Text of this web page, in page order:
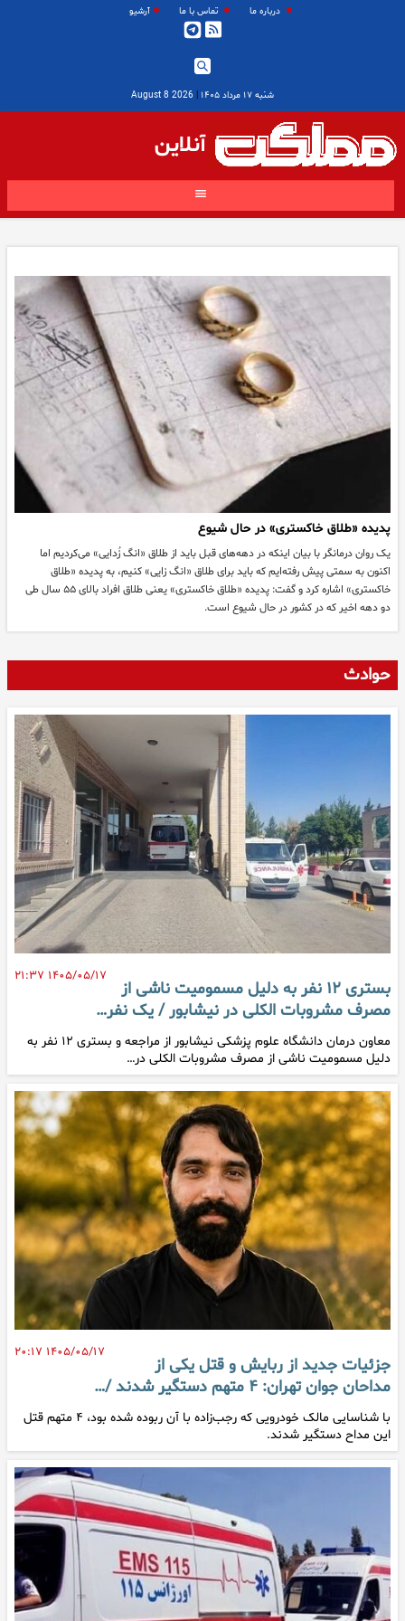
درباره ما تماس با ما آرشیو
شنبه ۱۷ مرداد ۱۴۰۵ |
2026 August 8
آنلاین
پدیده «طلاق خاکستری» در حال شیوع
یک روان درمانگر با بیان اینکه در دهه‌های قبل باید از طلاق «انگ زُدایی» می‌کردیم اما
اکنون به سمتی پیش رفته‌ایم که باید برای طلاق «انگ زایی» کنیم، به پدیده «طلاق
خاکستری» اشاره کرد و گفت: پدیده «طلاق خاکستری» یعنی طلاق افراد بالای ۵۵ سال طی
دو دهه اخیر که در کشور در حال شیوع است.
حوادث
۱۴۰۵/۰۵/۱۷ ۲۱:۳۷
بستری ۱۲ نفر به دلیل مسمومیت ناشی از
مصرف مشروبات الکلی در نیشابور / یک نفر…
معاون درمان دانشگاه علوم پزشکی نیشابور از مراجعه و بستری ۱۲ نفر به
دلیل مسمومیت ناشی از مصرف مشروبات الکلی در…
۱۴۰۵/۰۵/۱۷ ۲۰:۱۷
جزئیات جدید از ربایش و قتل یکی از
مداحان جوان تهران: ۴ متهم دستگیر شدند /…
با شناسایی مالک خودرویی که رجب‌زاده با آن ربوده شده بود، ۴ متهم قتل
این مداح دستگیر شدند.